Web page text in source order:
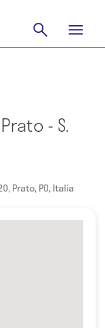
- S.
Prato, PO, Italia